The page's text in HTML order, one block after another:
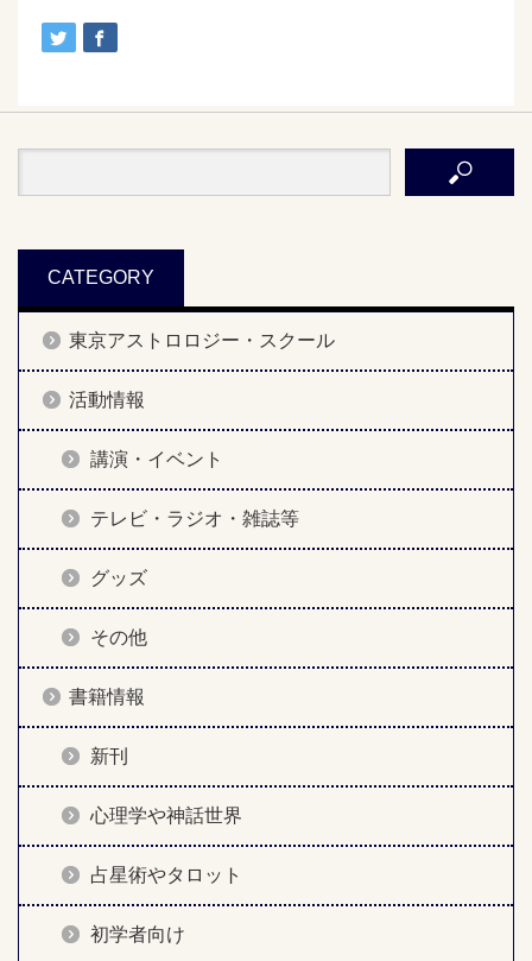
CATEGORY
東京アストロロジー・スクール
活動情報
講演・イベント
テレビ・ラジオ・雑誌等
グッズ
その他
書籍情報
新刊
心理学や神話世界
占星術やタロット
初学者向け